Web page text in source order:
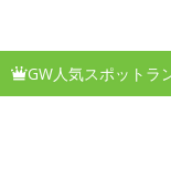
GW人気スポットラ